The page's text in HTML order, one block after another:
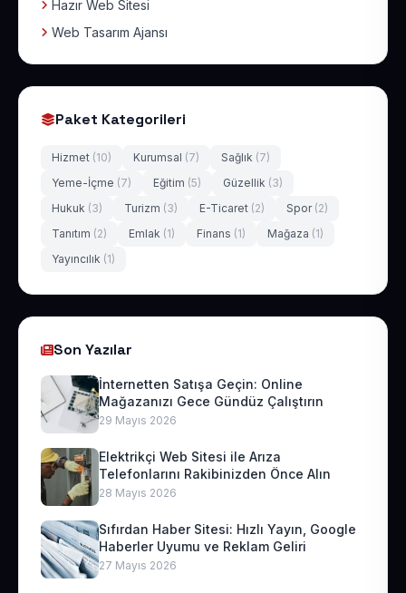
Hazır Web Sitesi
Web Tasarım Ajansı
Paket Kategorileri
Hizmet (10) Kurumsal (7) Sağlık (7)
Yeme-İçme (7) Eğitim (5) Güzellik (3)
Hukuk (3) Turizm (3) E-Ticaret (2) Spor (2)
Tanıtım (2) Emlak (1) Finans (1) Mağaza (1)
Yayıncılık (1)
Son Yazılar
İnternetten Satışa Geçin: Online
Mağazanızı Gece Gündüz Çalıştırın
29 Mayıs 2026
Elektrikçi Web Sitesi ile Arıza
Telefonlarını Rakibinizden Önce Alın
28 Mayıs 2026
Sıfırdan Haber Sitesi: Hızlı Yayın, Google
Haberler Uyumu ve Reklam Geliri
27 Mayıs 2026